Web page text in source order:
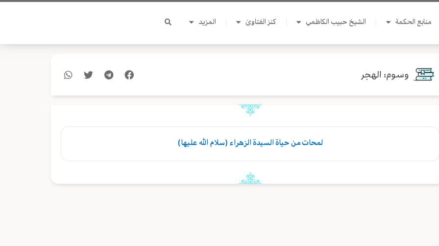
منابع الحكمة الشيخ حبيب الكاظمي كنز الفتاوىٰ المزيد
وسوم: الهجر
لمحات من حياة السيدة الزهراء (سلام الله عليها)